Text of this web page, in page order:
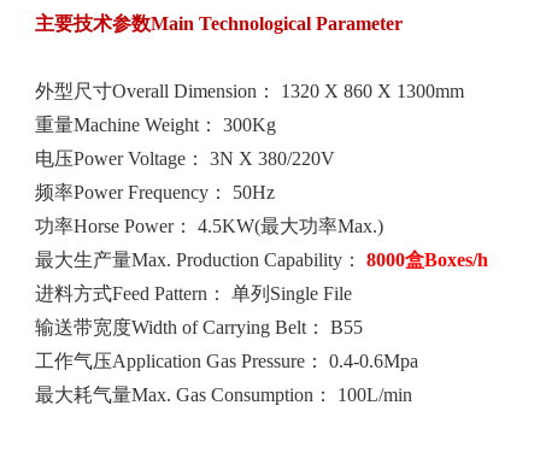
主要技术参数Main Technological Parameter
外型尺寸Overall Dimension： 1320 X 860 X 1300mm
重量Machine Weight： 300Kg
电压Power Voltage： 3N X 380/220V
频率Power Frequency： 50Hz
功率Horse Power： 4.5KW(最大功率Max.)
最大生产量Max. Production Capability：8000盒Boxes/h
进料方式Feed Pattern： 单列Single File
输送带宽度Width of Carrying Belt： B55
工作气压Application Gas Pressure： 0.4-0.6Mpa
最大耗气量Max. Gas Consumption： 100L/min